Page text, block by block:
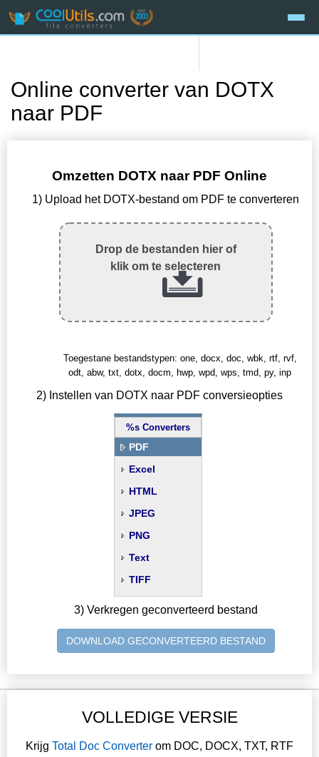
Online converter van DOTX
naar PDF
Omzetten DOTX naar PDF Online
1) Upload het DOTX-bestand om PDF te converteren
Drop de bestanden hier of
klik om te selecteren
Toegestane bestandstypen: one, docx, doc, wbk, rtf, rvf,
odt, abw, txt, dotx, docm, hwp, wpd, wps, tmd, py, inp
2) Instellen van DOTX naar PDF conversieopties
%s Converters
PDF
Excel
HTML
JPEG
PNG
Text
TIFF
3) Verkregen geconverteerd bestand
DOWNLOAD GECONVERTEERD BESTAND
VOLLEDIGE VERSIE
Krijg Total Doc Converter om DOC, DOCX, TXT, RTF